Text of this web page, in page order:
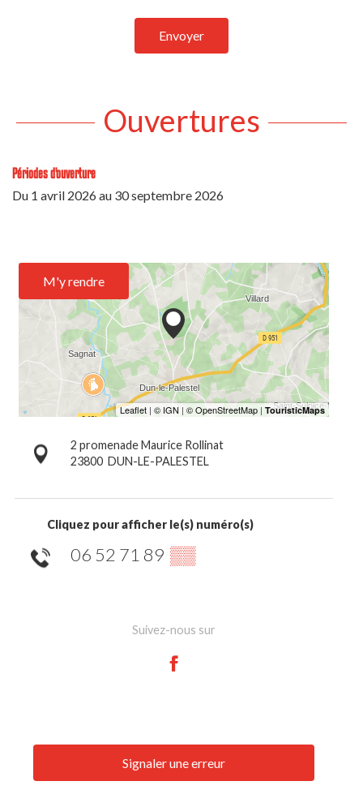
Envoyer
Ouvertures
Périodes d'ouverture
Du 1 avril 2026au 30 septembre 2026
M'y rendre
2 promenade Maurice Rollinat
23800 DUN-LE-PALESTEL
Cliquez pour afficher le(s) numéro(s)
06 52 71 89 ▒▒
Suivez-nous sur
Signaler une erreur